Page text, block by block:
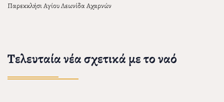
Παρεκκλήσι Αγίου Λεωνίδα Αχαρνών
Τελευταία νέα σχετικά με το ναό